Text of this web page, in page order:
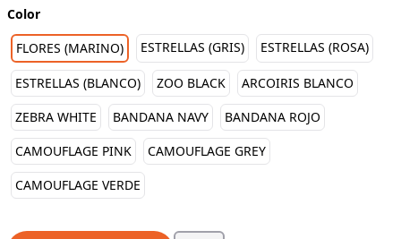
Color
FLORES (MARINO)
ESTRELLAS (GRIS) ESTRELLAS (ROSA)
ESTRELLAS (BLANCO) ZOO BLACK
ARCOIRIS BLANCO
ZEBRA WHITE
BANDANA NAVY
BANDANA ROJO
CAMOUFLAGE PINK
CAMOUFLAGE GREY
CAMOUFLAGE VERDE